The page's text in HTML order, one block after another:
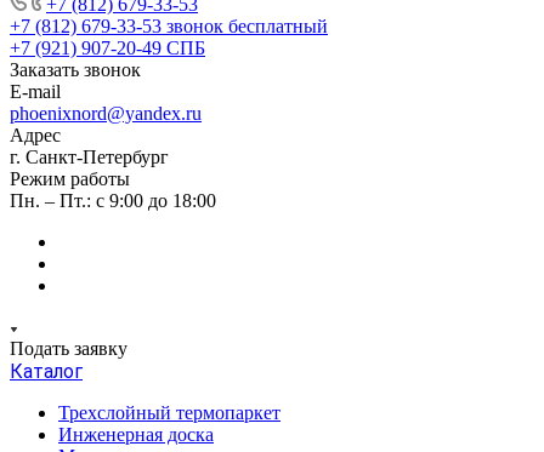
+7 (812) 679-33-53
+7 (812) 679-33-53 звонок бесплатный
+7 (921) 907-20-49 СПБ
Заказать звонок
E-mail
phoenixnord@yandex.ru
Адрес
г. Санкт-Петербург
Режим работы
Пн. – Пт.: с 9:00 до 18:00
Подать заявку
Каталог
Трехслойный термопаркет
Инженерная доска